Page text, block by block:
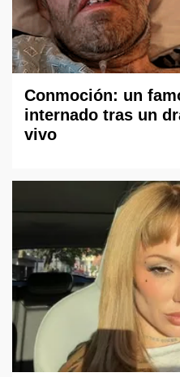
Conmoción: un
internado tras un
vivo